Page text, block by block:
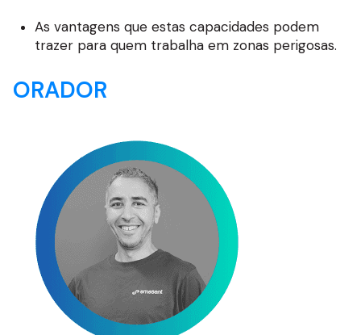
As vantagens que estas capacidades podem
trazer para quem trabalha em zonas perigosas.
ORADOR